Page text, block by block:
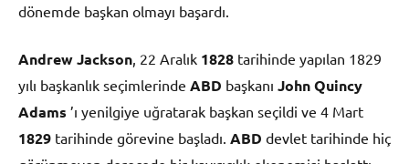
dönemde başkan olmayı başardı.
Andrew Jackson , 22 Aralık 1828 tarihinde yapılan 1829
yılı başkanlık seçimlerinde ABD başkanı John Quincy
Adams ’ı yenilgiye uğratarak başkan seçildi ve 4 Mart
1829 tarihinde görevine başladı. ABD devlet tarihinde hiç